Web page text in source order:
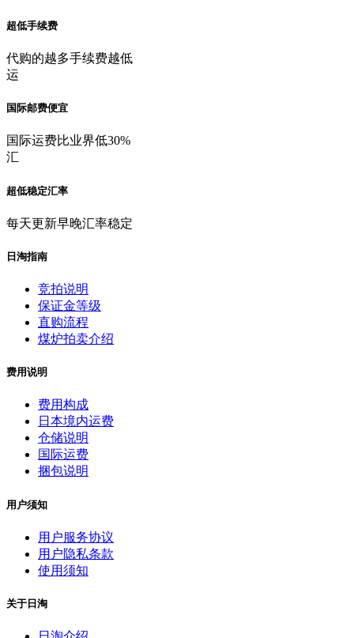
超低手续费
代购的越多手续费越低
运
国际邮费便宜
国际运费比业界低30%
汇
超低稳定汇率
每天更新早晚汇率稳定
日淘指南
竞拍说明
保证金等级
直购流程
煤炉拍卖介绍
费用说明
费用构成
日本境内运费
仓储说明
国际运费
捆包说明
用户须知
用户服务协议
用户隐私条款
使用须知
关于日淘